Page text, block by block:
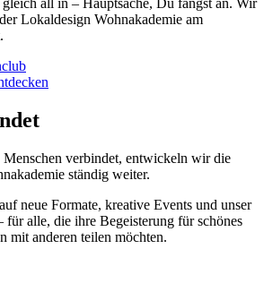
all in – Hauptsache, Du fängst an. Wir
Lokaldesign Wohnakademie am
verbindet, entwickeln wir die
ständig weiter.
neue Formate, kreative Events und unser
für alle, die ihre Begeisterung für schönes
mit anderen teilen möchten.